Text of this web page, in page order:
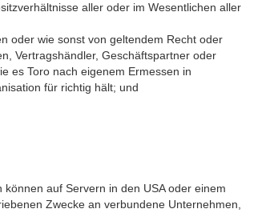
aller oder im Wesentlichen aller
oder wie sonst von geltendem Recht oder
Vertrags­händler, Geschäfts­­partner oder
es Toro nach eigenem Ermessen in
für richtig hält; und
auf Servern in den USA oder einem
Zwecke an verbundene Unternehmen,